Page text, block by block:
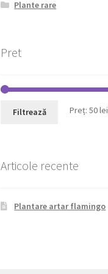
Plante rare
Pret
Filtrează Preț: 50 lei
Articole recente
Plantare artar flamingo